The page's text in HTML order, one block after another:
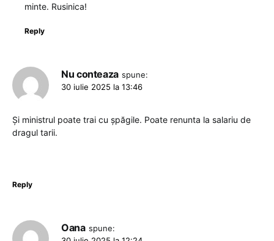
minte. Rusinica!
Reply
Nu conteaza spune:
30 iulie 2025 la 13:46
Și ministrul poate trai cu șpăgile. Poate renunta la salariu de
dragul tarii.
Reply
Oana spune: